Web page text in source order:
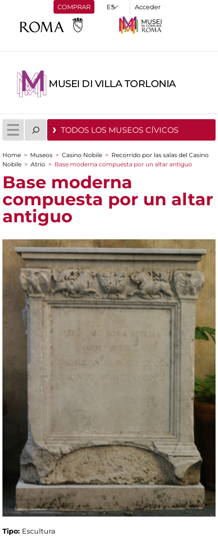
COMPRAR Acceder
MUSEI DI VILLA TORLONIA
TODOS LOS MUSEOS CÍVICOS
You are here
Home > Museos > Casino Nobile > Recorrido por las salas del Casino
Nobile > Atrio > Base moderna compuesta por un altar antiguo
Base moderna
compuesta por un altar
antiguo
Tipo: Escultura